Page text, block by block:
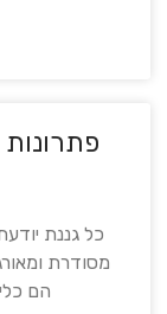
פתרונות
כל גננת
מסודרת
הם